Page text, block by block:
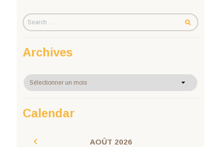
Archives
Archives
Calendar
AOÛT 2026